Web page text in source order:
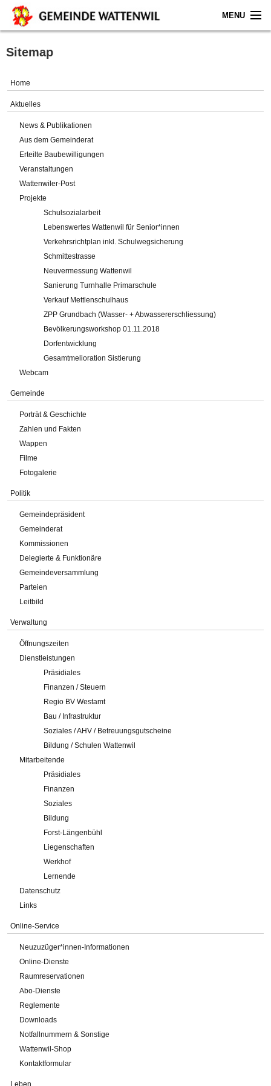
MENU
Home
Gemeinde
Verwaltung
Online-Service
Impressum
Sitemap
Home
Aktuelles
News & Publikationen
Aus dem Gemeinderat
Erteilte Baubewilligungen
Veranstaltungen
Wattenwiler-Post
Projekte
Schulsozialarbeit
Lebenswertes Wattenwil für Senior*innen
Verkehrsrichtplan inkl. Schulwegsicherung
Schmittestrasse
Neuvermessung Wattenwil
Sanierung Turnhalle Primarschule
Verkauf Mettlenschulhaus
ZPP Grundbach (Wasser- + Abwassererschliessung)
Bevölkerungsworkshop 01.11.2018
Dorfentwicklung
Gesamtmelioration Sistierung
Webcam
Gemeinde
Porträt & Geschichte
Zahlen und Fakten
Wappen
Filme
Fotogalerie
Politik
Gemeindepräsident
Gemeinderat
Kommissionen
Delegierte & Funktionäre
Gemeindeversammlung
Parteien
Leitbild
Verwaltung
Öffnungszeiten
Dienstleistungen
Präsidiales
Finanzen / Steuern
Regio BV Westamt
Bau / Infrastruktur
Soziales / AHV / Betreuungsgutscheine
Bildung / Schulen Wattenwil
Mitarbeitende
Präsidiales
Finanzen
Soziales
Bildung
Forst-Längenbühl
Liegenschaften
Werkhof
Lernende
Datenschutz
Links
Online-Service
Neuzuzüger*innen-Informationen
Online-Dienste
Raumreservationen
Abo-Dienste
Reglemente
Downloads
Notfallnummern & Sonstige
Wattenwil-Shop
Kontaktformular
Leben